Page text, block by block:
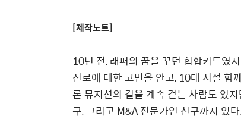
[제작노트]
10년 전, 래퍼의 꿈을 꾸던 힙합키드였
진로에 대한 고민을 안고, 10대 시절 함
론 뮤지션의 길을 계속 걷는 사람도 있
구, 그리고 M&A 전문가인 친구까지 있